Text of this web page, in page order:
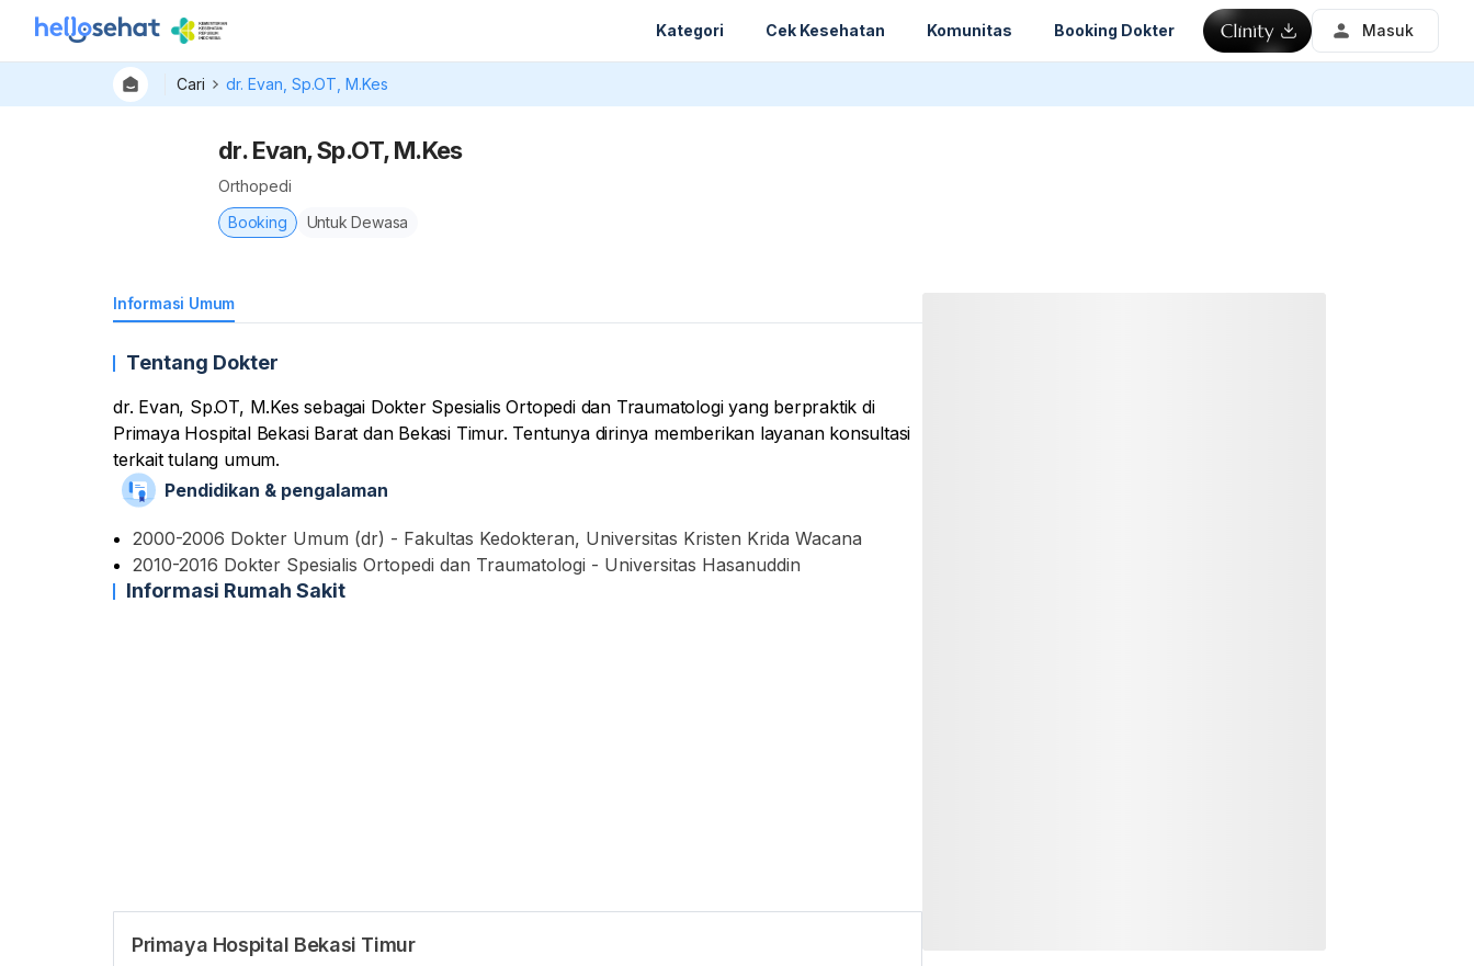
Kategori Cek Kesehatan Komunitas Booking Dokter Masuk
Cari dr. Evan, Sp.OT, M.Kes
dr. Evan, Sp.OT, M.Kes
Orthopedi
Booking
Untuk Dewasa
Informasi Umum
Tentang Dokter
dr. Evan, Sp.OT, M.Kes sebagai Dokter Spesialis Ortopedi dan Traumatologi yang berpraktik di
Primaya Hospital Bekasi Barat dan Bekasi Timur. Tentunya dirinya memberikan layanan konsultasi
terkait tulang umum.
Pendidikan & pengalaman
2000-2006 Dokter Umum (dr) - Fakultas Kedokteran, Universitas Kristen Krida Wacana
2010-2016 Dokter Spesialis Ortopedi dan Traumatologi - Universitas Hasanuddin
Informasi Rumah Sakit
Primaya Hospital Bekasi Timur